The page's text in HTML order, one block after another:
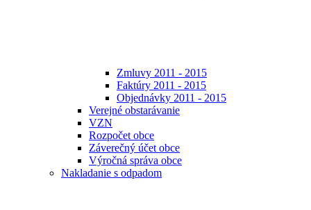
Zmluvy 2011 - 2015
Faktúry 2011 - 2015
Objednávky 2011 - 2015
Verejné obstarávanie
VZN
Rozpočet obce
Záverečný účet obce
Výročná správa obce
Nakladanie s odpadom